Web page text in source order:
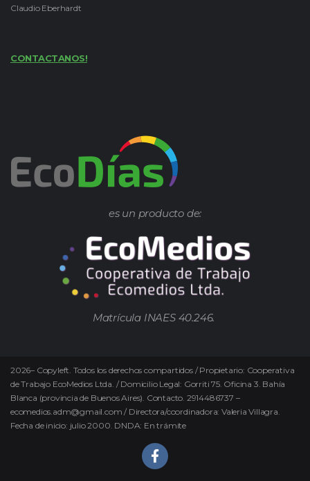
Claudio Eberhardt
CONTACTANOS!
es un producto de:
Matrícula INAES 40.246.
2026– Copyleft. Todos los derechos compartidos / Propietario: Cooperativa
de Trabajo EcoMedios Ltda. / Domicilio Legal: Gorriti 75. Oficina 3. Bahía
Blanca (provincia de Buenos Aires). Contacto. 2914486737 –
ecomedios.adm@gmail.com / Directora/coordinadora: Valeria Villagra.
Fecha de inicio: julio 2000. DNDA: En trámite